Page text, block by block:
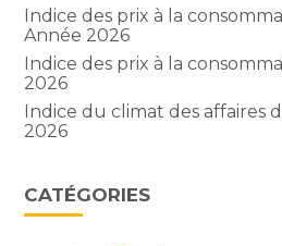
Indice des prix à la
Année 2026
Indice des prix à la
2026
Indice du climat des affaires
2026
CATÉGORIES